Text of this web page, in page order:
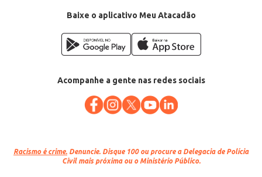
Baixe o aplicativo Meu Atacadão
Acompanhe a gente nas redes sociais
Racismo é crime. Denuncie. Disque 100 ou procure a Delegacia de Polícia
Civil mais próxima ou o Ministério Público.